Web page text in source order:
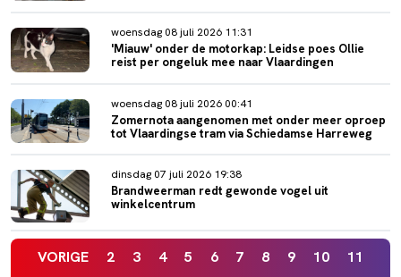
woensdag 08 juli 2026 11:31
'Miauw' onder de motorkap: Leidse poes Ollie
reist per ongeluk mee naar Vlaardingen
woensdag 08 juli 2026 00:41
Zomernota aangenomen met onder meer oproep
tot Vlaardingse tram via Schiedamse Harreweg
dinsdag 07 juli 2026 19:38
Brandweerman redt gewonde vogel uit
winkelcentrum
VORIGE 2 3 4 5 6 7 8 9 10
11